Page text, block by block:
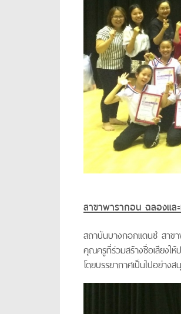
สาขาพารากอน ฉลองแล
สถาบันบางกอกแดนซ์ สาข
คุณครูที่ร่วมสร้างชื่อเสียงให้
โดยบรรยากาศเป็นไปอย่าง